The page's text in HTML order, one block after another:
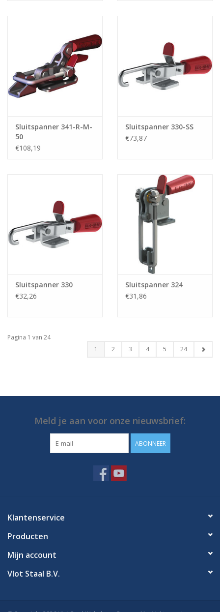
Sluitspanner 341-R-M-
50
€108,19
Sluitspanner 330-SS
€73,87
Sluitspanner 330
€32,26
Sluitspanner 324
€31,86
Pagina 1 van 24
1
2 3 4 5 24
Meld je aan voor onze nieuwsbrief:
ABONNEER
Klantenservice
Producten
Mijn account
Vlot Staal B.V.